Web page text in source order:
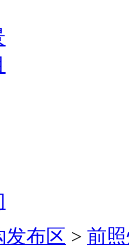
发布区 > 前